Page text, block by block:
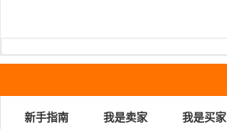
新手指南 我是卖家 我是买家